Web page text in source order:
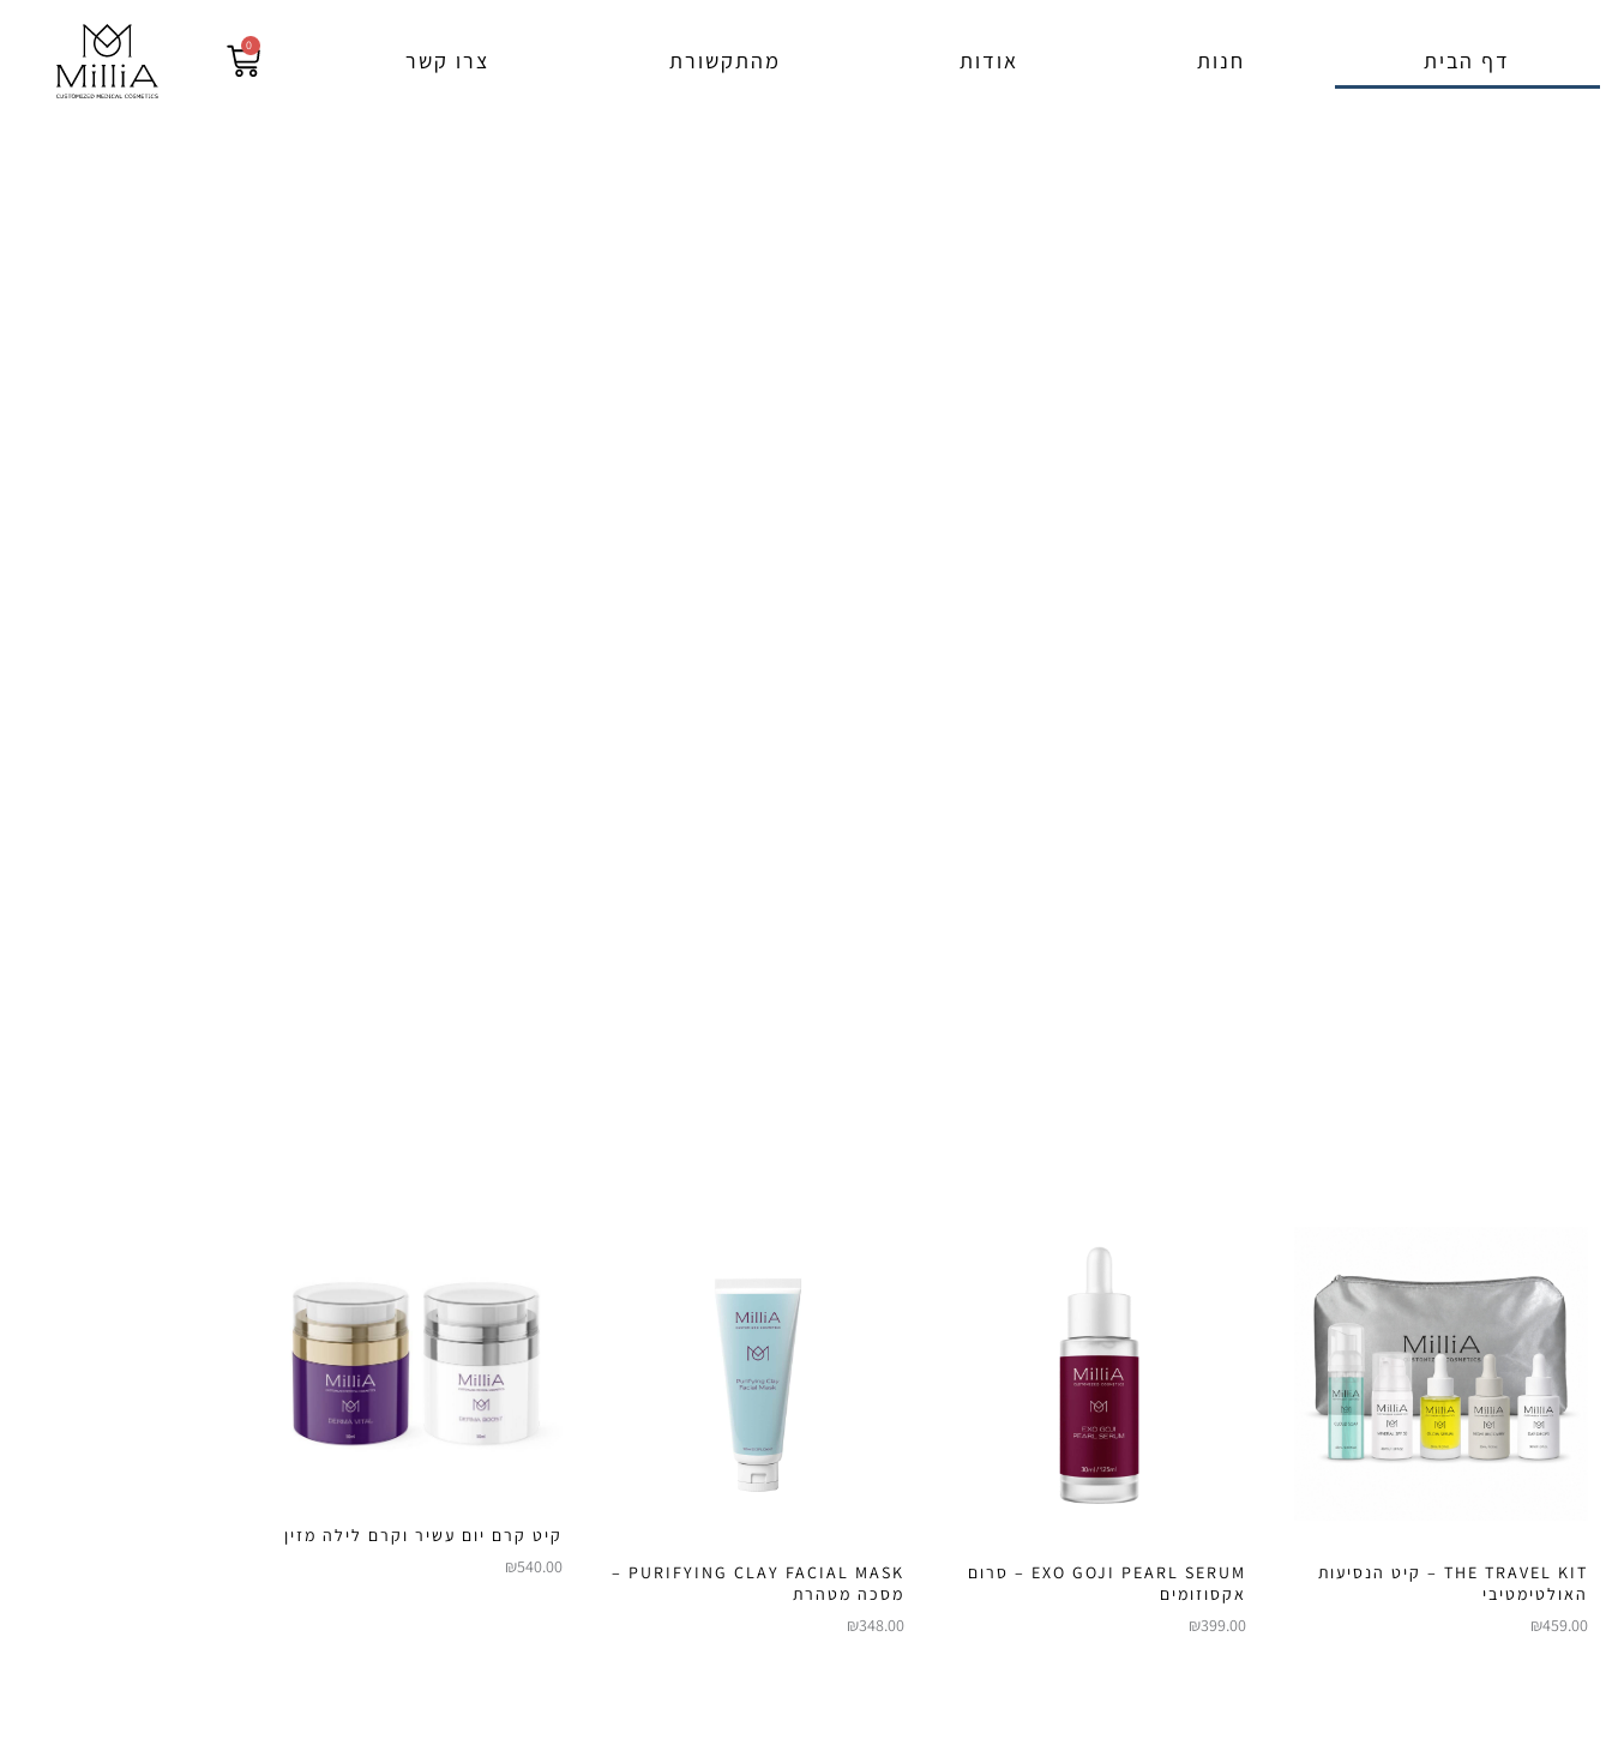
דף הבית חנות אודות מהתקשורת צרו קשר
0
עגלת
THE TRAVEL KIT – קיט הנסיעות
האולטימטיבי
₪459.00
EXO GOJI PEARL SERUM – סרום
אקסוזומים
₪399.00
PURIFYING CLAY FACIAL MASK –
מסכה מטהרת
₪348.00
קיט קרם יום עשיר וקרם לילה מזין
₪540.00